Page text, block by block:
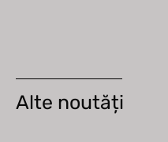
Alte noutăți